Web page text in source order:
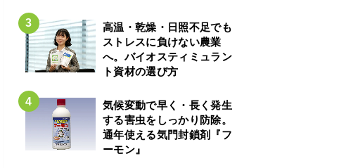
高温・乾燥・日照不足でも
ストレスに負けない農業
へ。バイオスティミュラン
ト資材の選び方
気候変動で早く・長く発生
する害虫をしっかり防除。
通年使える気門封鎖剤『フ
ーモン』